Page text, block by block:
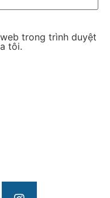
trong trình duyệt
tôi.